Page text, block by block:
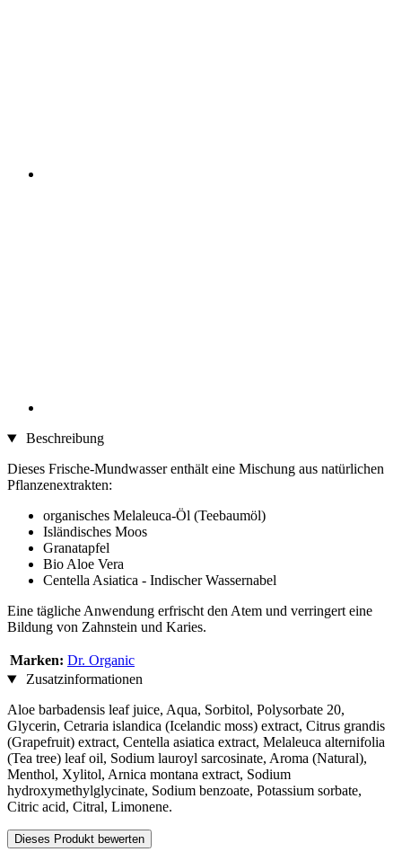
Beschreibung
Dieses Frische-Mundwasser enthält eine Mischung aus natürlichen
Pflanzenextrakten:
organisches Melaleuca-Öl (Teebaumöl)
Isländisches Moos
Granatapfel
Bio Aloe Vera
Centella Asiatica - Indischer Wassernabel
Eine tägliche Anwendung erfrischt den Atem und verringert eine
Bildung von Zahnstein und Karies.
Marken: Dr. Organic
Zusatzinformationen
Aloe barbadensis leaf juice, Aqua, Sorbitol, Polysorbate 20,
Glycerin, Cetraria islandica (Icelandic moss) extract, Citrus grandis
(Grapefruit) extract, Centella asiatica extract, Melaleuca alternifolia
(Tea tree) leaf oil, Sodium lauroyl sarcosinate, Aroma (Natural),
Menthol, Xylitol, Arnica montana extract, Sodium
hydroxymethylglycinate, Sodium benzoate, Potassium sorbate,
Citric acid, Citral, Limonene.
Dieses Produkt bewerten